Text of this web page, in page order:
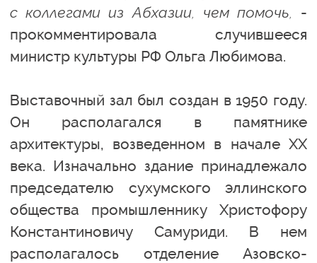
с коллегами из Абхазии, чем помочь, -
прокомментировала случившееся
министр культуры РФ Ольга Любимова.
Выставочный зал был создан в 1950 году.
Он располагался в памятнике
архитектуры, возведенном в начале ХХ
века. Изначально здание принадлежало
председателю сухумского эллинского
общества промышленнику Христофору
Константиновичу Самуриди. В нем
располагалось отделение Азовско-